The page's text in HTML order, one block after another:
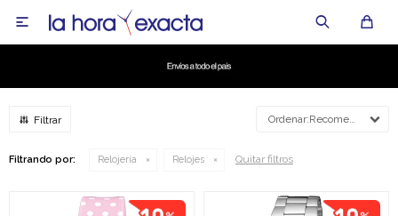

Recomendados
Filtrando por: Relojería Relojes Quitar filtros